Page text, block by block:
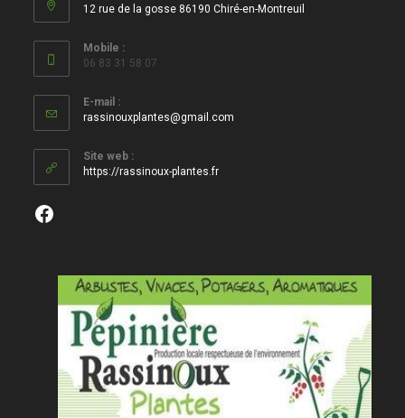
12 rue de la gosse 86190 Chiré-en-Montreuil
Mobile :
06 83 31 58 07
E-mail :
rassinouxplantes@gmail.com
Site web :
https://rassinoux-plantes.fr
Facebook